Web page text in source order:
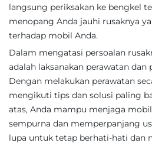
langsung periksakan ke bengkel
menopang Anda jauhi rusaknya
terhadap mobil Anda.
Dalam mengatasi persoalan
adalah laksanakan perawatan dan
Dengan melakukan perawatan
mengikuti tips dan solusi paling
atas, Anda mampu menjaga
sempurna dan memperpanjang
lupa untuk tetap berhati-hati dan